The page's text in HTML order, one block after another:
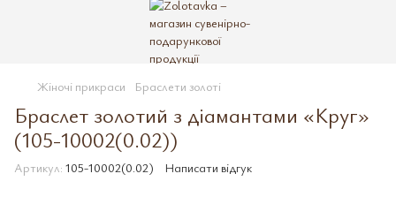
Жіночі прикраси Браслети золоті
Браслет золотий з діамантами «Круг»
(105-10002(0.02))
Артикул: 105-10002(0.02) Написати відгук